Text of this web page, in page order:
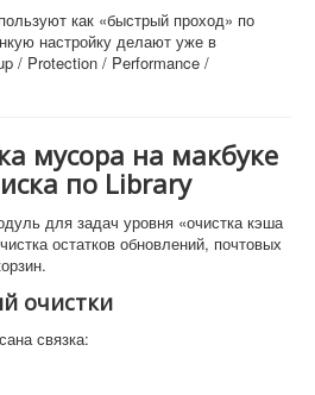
как «быстрый проход» по
настройку делают уже в
/ Protection / Performance /
мусора на макбуке
по Library
для задач уровня «очистка кэша
остатков обновлений, почтовых
очистки
связка: